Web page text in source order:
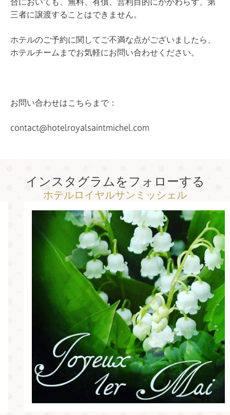
三者に譲渡することはできません。
ホテルのご予約に関してご不満な点がございましたら、
ホテルチームまでお気軽にお問い合わせください。
お問い合わせはこちらまで：
contact@hotelroyalsaintmichel.com
インスタグラムをフォローする
ホテルロイヤルサンミッシェル